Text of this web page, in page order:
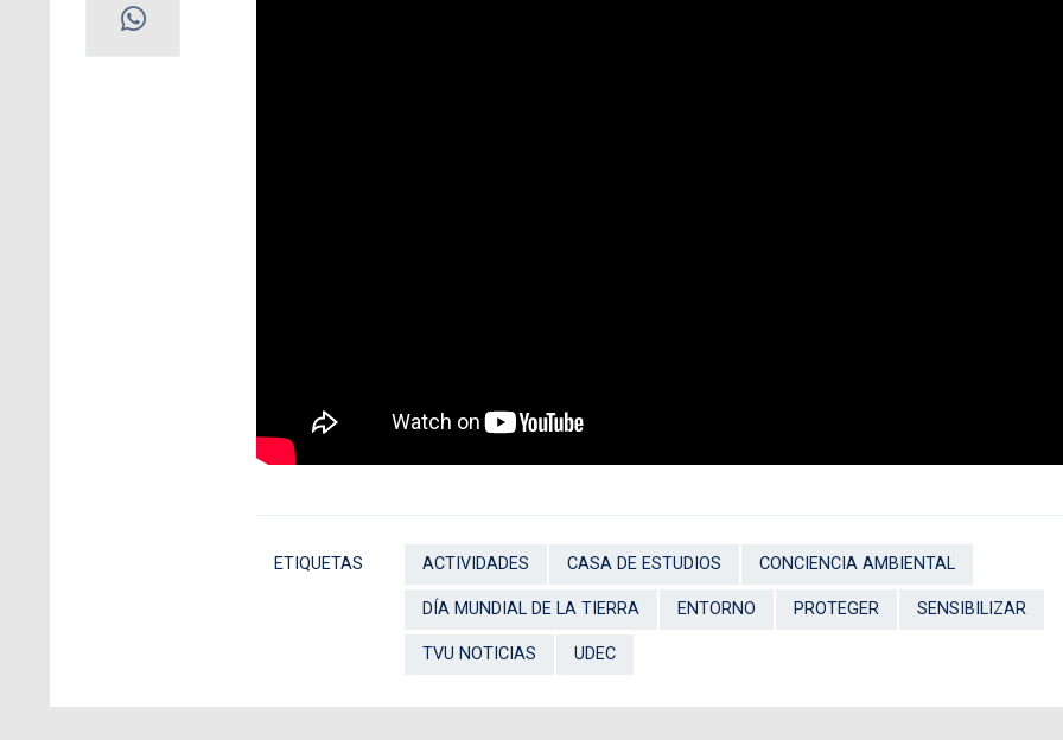
ETIQUETAS ACTIVIDADES CASA DE ESTUDIOS CONCIENCIA AMBIENTAL
DÍA MUNDIAL DE LA TIERRA ENTORNO PROTEGER SENSIBILIZAR
TVU NOTICIAS UDEC